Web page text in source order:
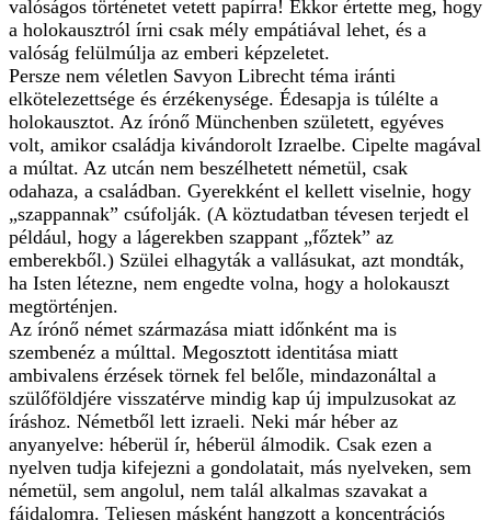
valóságos történetet vetett papírra! Ekkor értette meg, hogy
a holokausztról írni csak mély empátiával lehet, és a
valóság felülmúlja az emberi képzeletet.
Persze nem véletlen Savyon Librecht téma iránti
elkötelezettsége és érzékenysége. Édesapja is túlélte a
holokausztot. Az írónő Münchenben született, egyéves
volt, amikor családja kivándorolt Izraelbe. Cipelte magával
a múltat. Az utcán nem beszélhetett németül, csak
odahaza, a családban. Gyerekként el kellett viselnie, hogy
„szappannak” csúfolják. (A köztudatban tévesen terjedt el
például, hogy a lágerekben szappant „főztek” az
emberekből.) Szülei elhagyták a vallásukat, azt mondták,
ha Isten létezne, nem engedte volna, hogy a holokauszt
megtörténjen.
Az írónő német származása miatt időnként ma is
szembenéz a múlttal. Megosztott identitása miatt
ambivalens érzések törnek fel belőle, mindazonáltal a
szülőföldjére visszatérve mindig kap új impulzusokat az
íráshoz. Németből lett izraeli. Neki már héber az
anyanyelve: héberül ír, héberül álmodik. Csak ezen a
nyelven tudja kifejezni a gondolatait, más nyelveken, sem
németül, sem angolul, nem talál alkalmas szavakat a
fájdalomra. Teljesen másként hangzott a koncentrációs